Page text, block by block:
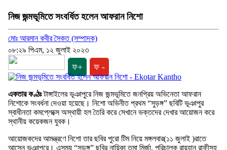
নিজ জন্মভূমিতে সংবর্ধিত হলেন আফরান নিশো
মোঃ আরমান কবীর সৈকত (সম্পাদক)
০৮:২৯ পিএম, ১২ জুলাই ২০২৩
ফ+ ফ -
একতার কণ্ঠঃটাঙ্গাইলের ভূঞাপুরে নিজ জন্মভূমিতে জনপ্রিয় অভিনেতা আফরান
নিশোকে সংবর্ধনা দেওয়া হয়েছে। নিশো অভিনীত প্রথম “সুড়ঙ্গ” ছবিটি ভূঞাপুর
স্বাধীনতা কমপ্লেক্সে অস্থায়ী হল তৈরি করে সেখানে ভক্তদের দেখার আয়োজন করে
স্থানীয় কয়েকজন যুবক।
আয়োজকদের আমন্ত্রণে নিশো তার ছবির পুরো টিম নিয়ে মঙ্গলবার(১১ জুলাই )রাতে
আসেন ভূঞাপুরে। এসময় “সুড়ঙ্গ” ছবির নায়িকা তমা মির্জা, পরিচালক রায়হান রাফীসহ